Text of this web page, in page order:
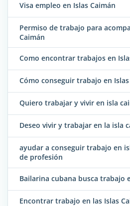
Visa empleo en Islas Caimán
Permiso de trabajo para
Caimán
Como encontrar trabajos en
Cómo conseguir trabajo en Islas
Quiero trabajar y vivir en isla
Deseo vivir y trabajar en la isla
ayudar a conseguir trabajo en
de profesión
Bailarina cubana busca trabajo
Encontrar trabajo en las Islas